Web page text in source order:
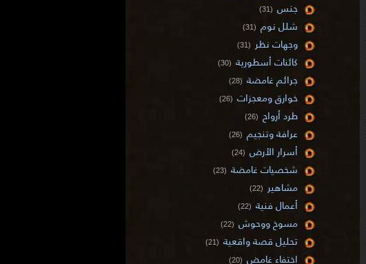
جنس (31)
شلل نوم (31)
وجهات نظر (31)
كائنات أسطورية (30)
جرائم غامضة (28)
خوارق ومعجزات (26)
طرد أرواح (26)
عرافة وتنجيم (26)
أسرار الأرض (24)
شخصيات غامضة (23)
مشاهير (22)
أعمال فنية (22)
مسوخ ووحوش (22)
تحليل قصة واقعية (21)
اختفاء غامض (20)